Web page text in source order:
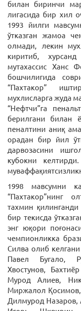
билан биринчи
лигасида бир хил
1993 йилги
ўтказган жамоа
олмади, лекин
киритиб,
мутахассис Ханс
бошчилигида
“Пахтакор”
мухлисларга жуда
“Нефтчи”га
берилгани билан
пеналтини аниқ
орадан бир йил
дарвозасини
кубокни
1998 мавсумни
“Пахтакор”нинг
тахмин
бир текисда
энг юқори
чемпионликка
Силва олиб
Павел Бугало,
Хвостунов,
Мурод Алиев,
Миржалол
Дилмурод Назаров,